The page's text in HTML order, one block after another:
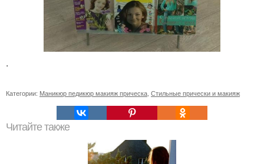
.
Категории: Маникюр педикюр макияж прическа Стильные прически и макияж
Читайте также